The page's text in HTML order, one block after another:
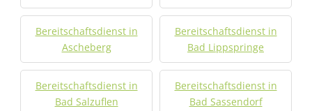
Bereitschaftsdienst in
Ascheberg
Bereitschaftsdienst in
Bad Lippspringe
Bereitschaftsdienst in
Bad Salzuflen
Bereitschaftsdienst in
Bad Sassendorf